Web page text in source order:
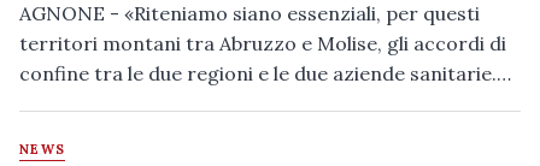
AGNONE - «Riteniamo siano essenziali, per questi
territori montani tra Abruzzo e Molise, gli accordi di
confine tra le due regioni e le due aziende sanitarie.…
NEWS